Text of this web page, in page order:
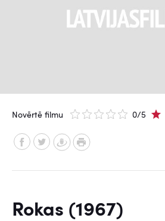
Novērtē filmu 0/5
Rokas (1967)